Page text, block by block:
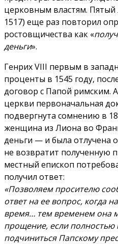
церковным властям. Пятый
1517) еще раз повторил
ростовщичества как «
деньги».
Генрих VIII первым в
проценты в 1545 году,
договор с Папой римским.
церкви первоначальная
подвергнута сомнению в
женщина из Лиона во
деньги — и была отлучена
не возвратит полученную
местный епископ
получил ответ:
«Позволяем просителю
ответ на ее вопрос, когда
время… тем временем она
прощение, если полностью
подчиниться Папскому